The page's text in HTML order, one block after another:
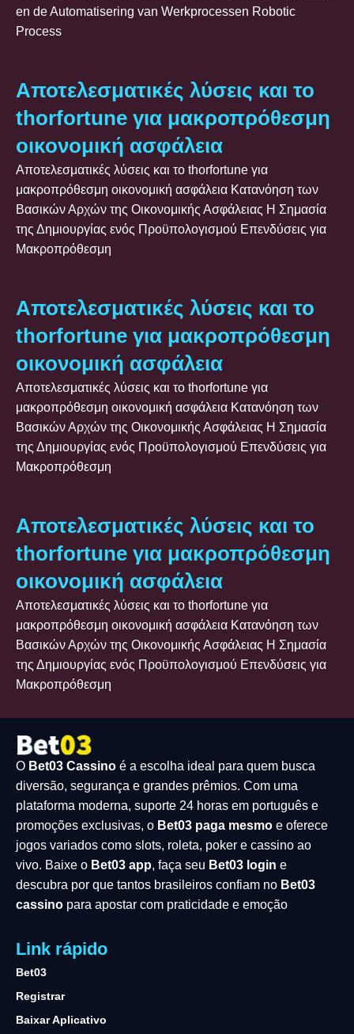
en de Automatisering van Werkprocessen Robotic
Process
Αποτελεσματικές λύσεις και το
thorfortune για μακροπρόθεσμη
οικονομική ασφάλεια
Αποτελεσματικές λύσεις και το thorfortune για
μακροπρόθεσμη οικονομική ασφάλεια Κατανόηση των
Βασικών Αρχών της Οικονομικής Ασφάλειας Η Σημασία
της Δημιουργίας ενός Προϋπολογισμού Επενδύσεις για
Μακροπρόθεσμη
Αποτελεσματικές λύσεις και το
thorfortune για μακροπρόθεσμη
οικονομική ασφάλεια
Αποτελεσματικές λύσεις και το thorfortune για
μακροπρόθεσμη οικονομική ασφάλεια Κατανόηση των
Βασικών Αρχών της Οικονομικής Ασφάλειας Η Σημασία
της Δημιουργίας ενός Προϋπολογισμού Επενδύσεις για
Μακροπρόθεσμη
Αποτελεσματικές λύσεις και το
thorfortune για μακροπρόθεσμη
οικονομική ασφάλεια
Αποτελεσματικές λύσεις και το thorfortune για
μακροπρόθεσμη οικονομική ασφάλεια Κατανόηση των
Βασικών Αρχών της Οικονομικής Ασφάλειας Η Σημασία
της Δημιουργίας ενός Προϋπολογισμού Επενδύσεις για
Μακροπρόθεσμη
O Bet03 Cassino é a escolha ideal para quem busca
diversão, segurança e grandes prêmios. Com uma
plataforma moderna, suporte 24 horas em português e
promoções exclusivas, o Bet03 paga mesmo e oferece
jogos variados como slots, roleta, poker e cassino ao
vivo. Baixe o Bet03 app, faça seu Bet03 login e
descubra por que tantos brasileiros confiam no Bet03
cassino para apostar com praticidade e emoção
Link rápido
Bet03
Registrar
Baixar Aplicativo